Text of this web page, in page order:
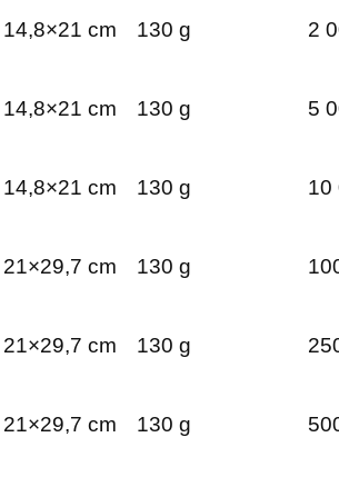
14,8×21 cm 130 g 2
14,8×21 cm 130 g 5
14,8×21 cm 130 g 10
21×29,7 cm 130 g
21×29,7 cm 130 g
21×29,7 cm 130 g